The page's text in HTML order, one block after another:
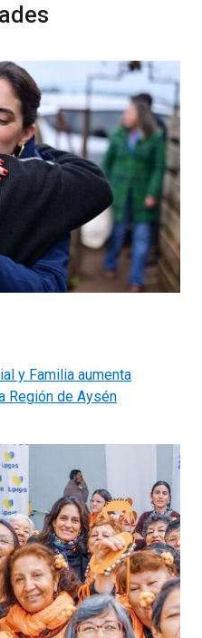
y Familia aumenta
Región de Aysén